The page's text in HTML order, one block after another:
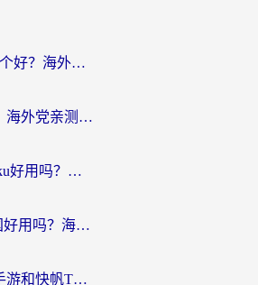
雷神手游和sixfast哪个好？海外党亲测3款回国加速器，教你选对不踩坑
穿梭和快喵好用吗？海外党亲测：小众加速器对比+番茄加速器深度体验
云极和Unblock Youku好用吗？海外党亲测+2026回国加速器避坑指南
ChickCN和海外回国好用吗？海外党2026亲测：从手游到影音，选对加速器的3个关键
海外党必看：雷神手游和快帆TV版好用吗？3步选对回国加速器不踩坑